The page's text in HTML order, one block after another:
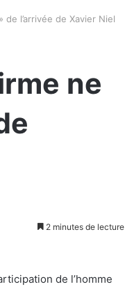
l’arrivée de Xavier Niel
ne
2 minutes de lecture
de l’homme